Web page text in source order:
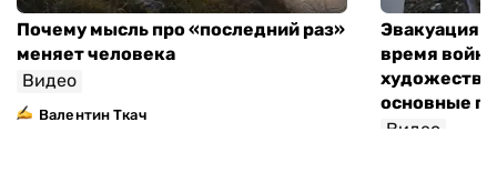
Почему мысль про «последний раз»
меняет человека
Видео
Валентин Ткач
Эвакуация
время
основные
Видео